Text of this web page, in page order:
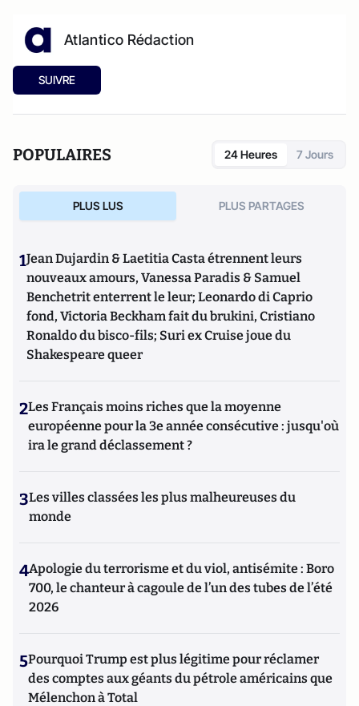
Atlantico Rédaction
SUIVRE
POPULAIRES 24 Heures 7 Jours
PLUS LUS PLUS PARTAGES
1Jean Dujardin & Laetitia Casta étrennent leurs
nouveaux amours, Vanessa Paradis & Samuel
Benchetrit enterrent le leur; Leonardo di Caprio
fond, Victoria Beckham fait du brukini, Cristiano
Ronaldo du bisco-fils; Suri ex Cruise joue du
Shakespeare queer
2Les Français moins riches que la moyenne
européenne pour la 3e année consécutive : jusqu'où
ira le grand déclassement ?
3Les villes classées les plus malheureuses du
monde
4Apologie du terrorisme et du viol, antisémite : Boro
700, le chanteur à cagoule de l’un des tubes de l’été
2026
5Pourquoi Trump est plus légitime pour réclamer
des comptes aux géants du pétrole américains que
Mélenchon à Total